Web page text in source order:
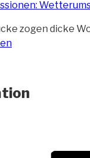
zogen dicke